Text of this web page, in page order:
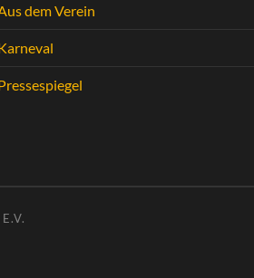
dem Verein